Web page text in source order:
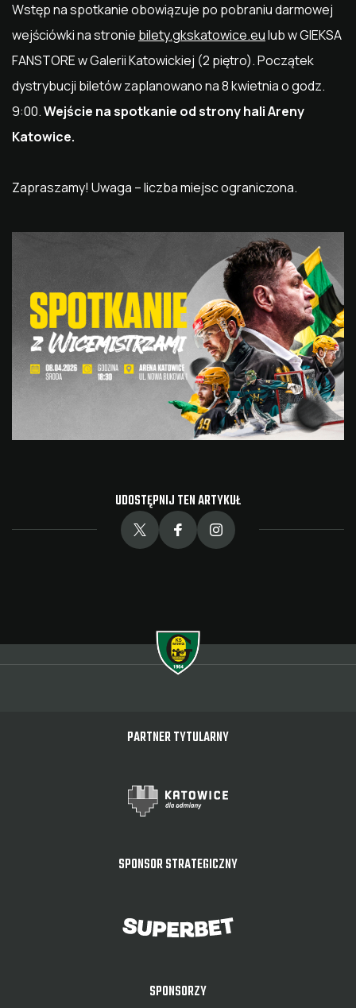
Wstęp na spotkanie obowiązuje po pobraniu darmowej
wejściówki na stronie bilety.gkskatowice.eulub w GIEKSA
FANSTORE w Galerii Katowickiej (2 piętro). Początek
dystrybucji biletów zaplanowano na 8 kwietnia o godz.
9:00.Wejście na spotkanie od strony hali Areny
Katowice.
Zapraszamy! Uwaga – liczba miejsc ograniczona.
UDOSTĘPNIJ TEN ARTYKUŁ
PARTNER TYTULARNY
SPONSOR STRATEGICZNY
SPONSORZY